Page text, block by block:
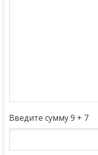
Введите сумму 9 + 7